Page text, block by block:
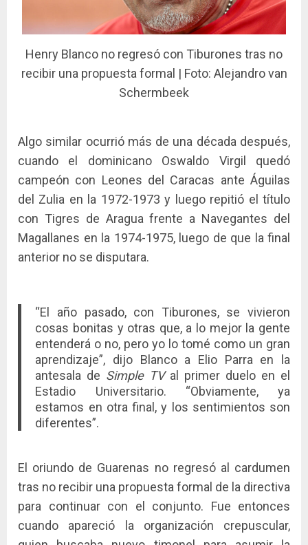
Henry Blanco no regresó con Tiburones tras no
recibir una propuesta formal | Foto: Alejandro van
Schermbeek
Algo similar ocurrió más de una década después,
cuando el dominicano Oswaldo Virgil quedó
campeón con Leones del Caracas ante Águilas
del Zulia en la 1972-1973 y luego repitió el título
con Tigres de Aragua frente a Navegantes del
Magallanes en la 1974-1975, luego de que la final
anterior no se disputara.
“El año pasado, con Tiburones, se vivieron
cosas bonitas y otras que, a lo mejor la gente
entenderá o no, pero yo lo tomé como un gran
aprendizaje”, dijo Blanco a Elio Parra en la
antesala de Simple TVal primer duelo en el
Estadio Universitario. “Obviamente, ya
estamos en otra final, y los sentimientos son
diferentes”.
El oriundo de Guarenas no regresó al cardumen
tras no recibir una propuesta formal de la directiva
para continuar con el conjunto. Fue entonces
cuando apareció la organización crepuscular,